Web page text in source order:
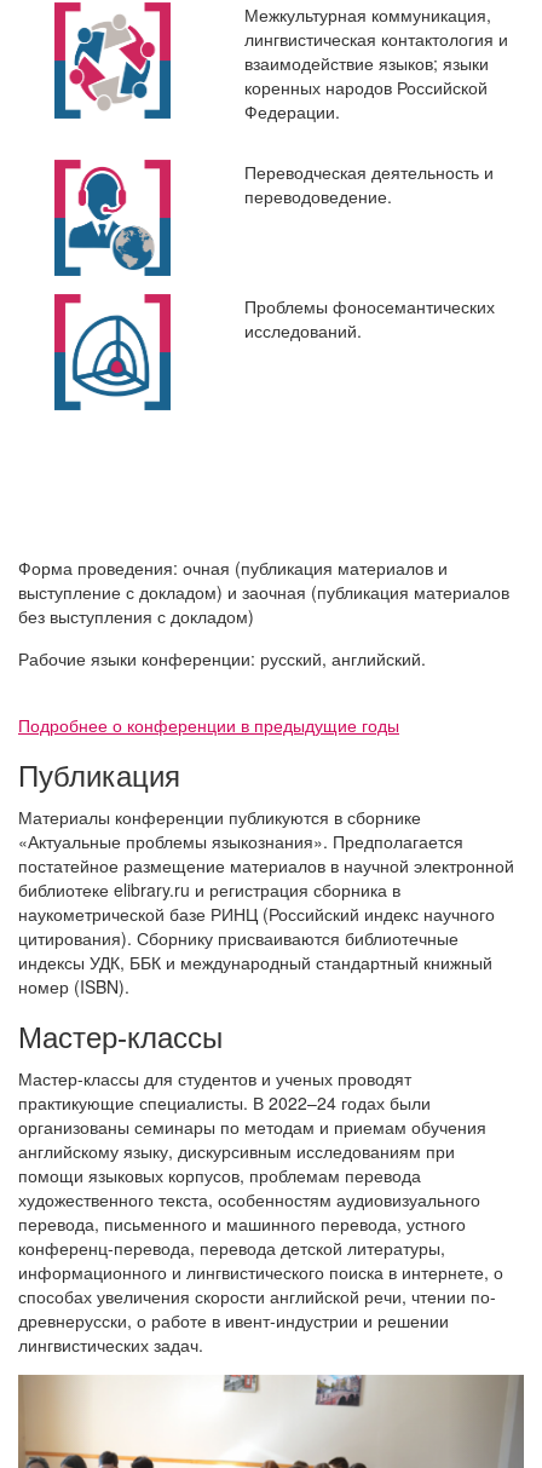
Межкультурная коммуникация,
лингвистическая контактология и
взаимодействие языков; языки
коренных народов Российской
Федерации.
Переводческая деятельность и
переводоведение.
Проблемы фоносемантических
исследований.
Форма проведения: очная (публикация материалов и
выступление с докладом) и заочная (публикация материалов
без выступления с докладом)
Рабочие языки конференции: русский, английский.
Подробнее о конференции в предыдущие годы
Публикация
Материалы конференции публикуются в сборнике
«Актуальные проблемы языкознания». Предполагается
постатейное размещение материалов в научной электронной
библиотеке elibrary.ru и регистрация сборника в
наукометрической базе РИНЦ (Российский индекс научного
цитирования). Сборнику присваиваются библиотечные
индексы УДК, ББК и международный стандартный книжный
номер (ISBN).
Мастер-классы
Мастер-классы для студентов и ученых проводят
практикующие специалисты. В 2022–24 годах были
организованы семинары по методам и приемам обучения
английскому языку, дискурсивным исследованиям при
помощи языковых корпусов, проблемам перевода
художественного текста, особенностям аудиовизуального
перевода, письменного и машинного перевода, устного
конференц-перевода, перевода детской литературы,
информационного и лингвистического поиска в интернете, о
способах увеличения скорости английской речи, чтении по-
древнерусски, о работе в ивент-индустрии и решении
лингвистических задач.